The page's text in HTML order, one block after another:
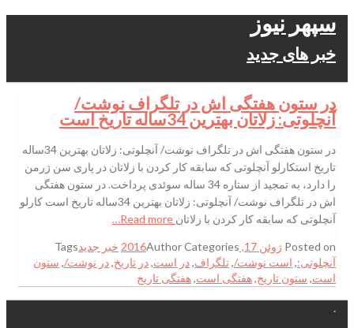
سپهر نیوز
خبر های جدید
در ستون هفتگی اش در تلگراف نوشت/
آنچلوتی: زلاتان بهترین 34ساله تاریخ است
در ستون هفتگی اش در تلگراف نوشت/ آنچلوتی: زلاتان بهترین 34ساله
تاریخ استکارلو آنچلوتی که سابقه کار کردن با زلاتان در پاری سن ژرمن
را دارد، به تمجید از ستاره 34 ساله سوئدی پرداخت. در ستون هفتگی
اش در تلگراف نوشت/ آنچلوتی: زلاتان بهترین 34ساله تاریخ است کارلو
آنچلوتی که سابقه کار کردن با زلاتان
Posted on ژوئن 17, 2016 AuthorCategories خبر جدیدTags
آنچلوتی:, است نوشت/,تلگراف,در است,در تاریخ,در نوشت/, ستون
است, ستون تاریخ,هفتگی است,هفتگی تاریخ
.